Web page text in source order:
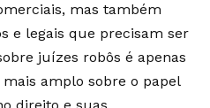
mas também
e legais que precisam ser
juízes robôs é apenas
amplo sobre o papel